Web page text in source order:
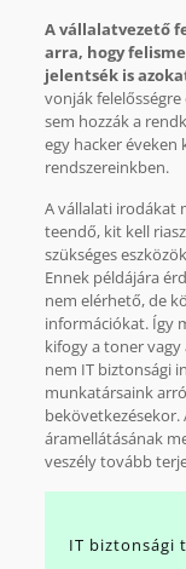
A vállalatvezető
arra, hogy
jelentsék is
vonják
sem hozzák a
egy hacker éveken
rendszereinkben.
A vállalati irodákat
teendő, kit kell
szükséges
Ennek példájára
nem elérhető, de
információkat. Így
kifogy a toner vagy
nem IT biztonsági
munkatársaink
bekövetkezésekor.
áramellátásának
veszély tovább
IT biztonsági